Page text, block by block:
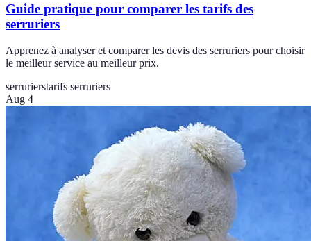
Guide pratique pour comparer les tarifs des
serruriers
Apprenez à analyser et comparer les devis des serruriers pour choisir
le meilleur service au meilleur prix.
serrurierstarifs serruriers
Aug 4